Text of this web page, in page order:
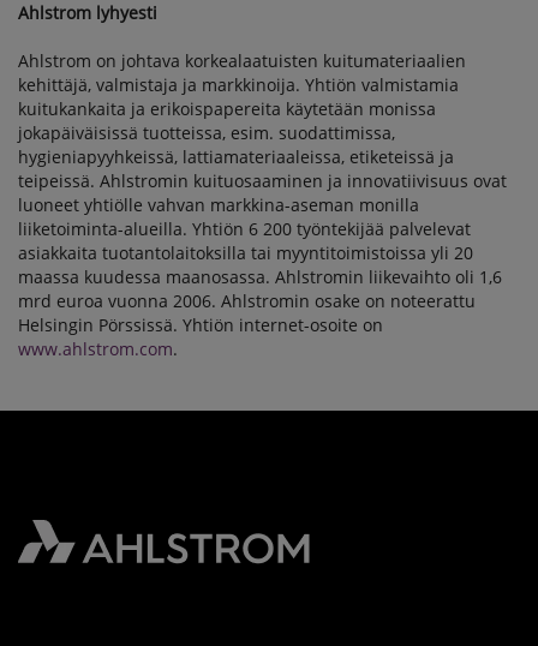
Ahlstrom lyhyesti
Ahlstrom on johtava korkealaatuisten kuitumateriaalien
kehittäjä, valmistaja ja markkinoija. Yhtiön valmistamia
kuitukankaita ja erikoispapereita käytetään monissa
jokapäiväisissä tuotteissa, esim. suodattimissa,
hygieniapyyhkeissä, lattiamateriaaleissa, etiketeissä ja
teipeissä. Ahlstromin kuituosaaminen ja innovatiivisuus ovat
luoneet yhtiölle vahvan markkina-aseman monilla
liiketoiminta-alueilla. Yhtiön 6 200 työntekijää palvelevat
asiakkaita tuotantolaitoksilla tai myyntitoimistoissa yli 20
maassa kuudessa maanosassa. Ahlstromin liikevaihto oli 1,6
mrd euroa vuonna 2006. Ahlstromin osake on noteerattu
Helsingin Pörssissä. Yhtiön internet-osoite on
www.ahlstrom.com.